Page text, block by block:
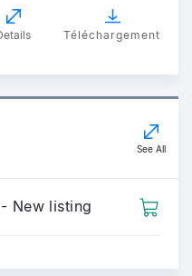
Téléchargement
See All
New listing